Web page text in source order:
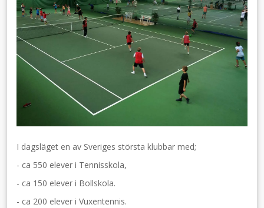
I dagsläget en av Sveriges största klubbar med;
- ca 550 elever i Tennisskola,
- ca 150 elever i Bollskola.
- ca 200 elever i Vuxentennis.